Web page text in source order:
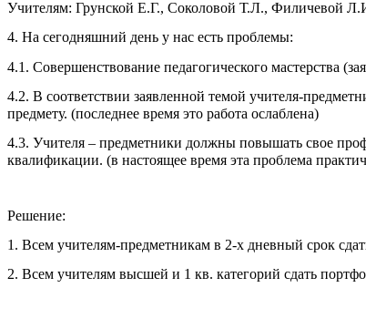
Учителям: Грунской Е.Г., Соколовой Т.Л., Филичевой
4. На сегодняшний день у нас есть проблемы:
4.1. Совершенствование педагогического мастерства
4.2. В соответствии заявленной темой учителя-
предмету. (последнее время это работа ослаблена)
4.3. Учителя – предметники должны повышать свое
квалификации. (в настоящее время эта проблема
Решение:
1. Всем учителям-предметникам в 2-х дневный срок
2. Всем учителям высшей и 1 кв. категорий сдать